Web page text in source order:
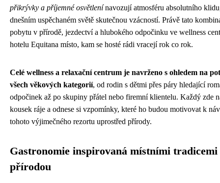
přikrývky a příjemné osvětlenínavozují atmosféru absolutního
dnešním uspěchaném světě skutečnou vzácností. Právě tato
pobytu v přírodě, jezdectví a hlubokého odpočinku ve wellness
hotelu Equitana místo, kam se hosté rádi vracejí rok co rok.
Celé wellness a relaxační centrum je navrženo s ohledem na
všech věkových kategorií, od rodin s dětmi přes páry hledající
odpočinek až po skupiny přátel nebo firemní klientelu. Každý zde
kousek ráje a odnese si vzpomínky, které ho budou motivovat k
tohoto výjimečného rezortu uprostřed přírody.
Gastronomie inspirovaná místními tradicemi
přírodou